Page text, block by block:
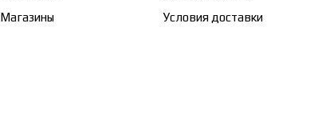
Магазины
Условия доставки